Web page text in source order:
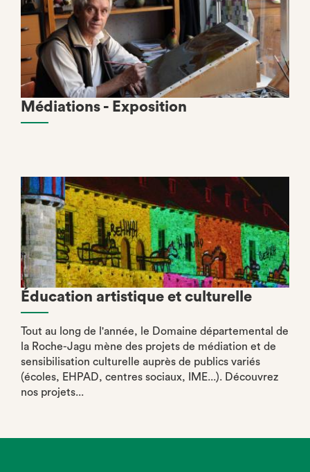
Médiations - Exposition
Éducation artistique et culturelle
Tout au long de l'année, le Domaine départemental de
la Roche-Jagu mène des projets de médiation et de
sensibilisation culturelle auprès de publics variés
(écoles, EHPAD, centres sociaux, IME...). Découvrez
nos projets...